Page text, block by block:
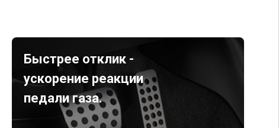
Быстрее отклик -
ускорение реакции
педали газа.